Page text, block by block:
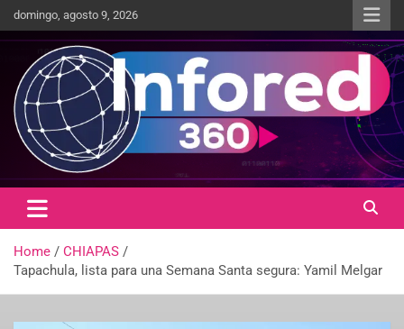
domingo, agosto 9, 2026
infored360.mx
Un giro en la información
Home
CHIAPAS
Tapachula, lista para una Semana Santa segura: Yamil Melgar